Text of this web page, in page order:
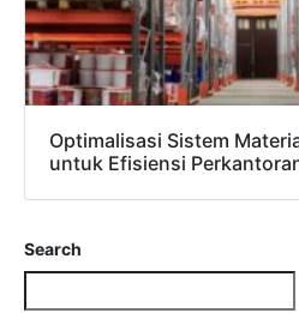
Optimalisasi Sistem
untuk Efisiensi
Search